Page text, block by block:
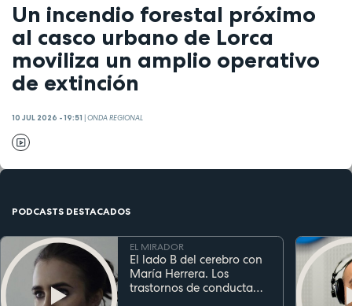
Un incendio forestal próximo
al casco urbano de Lorca
moviliza un amplio operativo
de extinción
10 JUL 2026 - 19:51 |ONDA REGIONAL
PODCASTS DESTACADOS
EL MIRADOR
El lado B del cerebro con
María Herrera. Los
trastornos de conducta